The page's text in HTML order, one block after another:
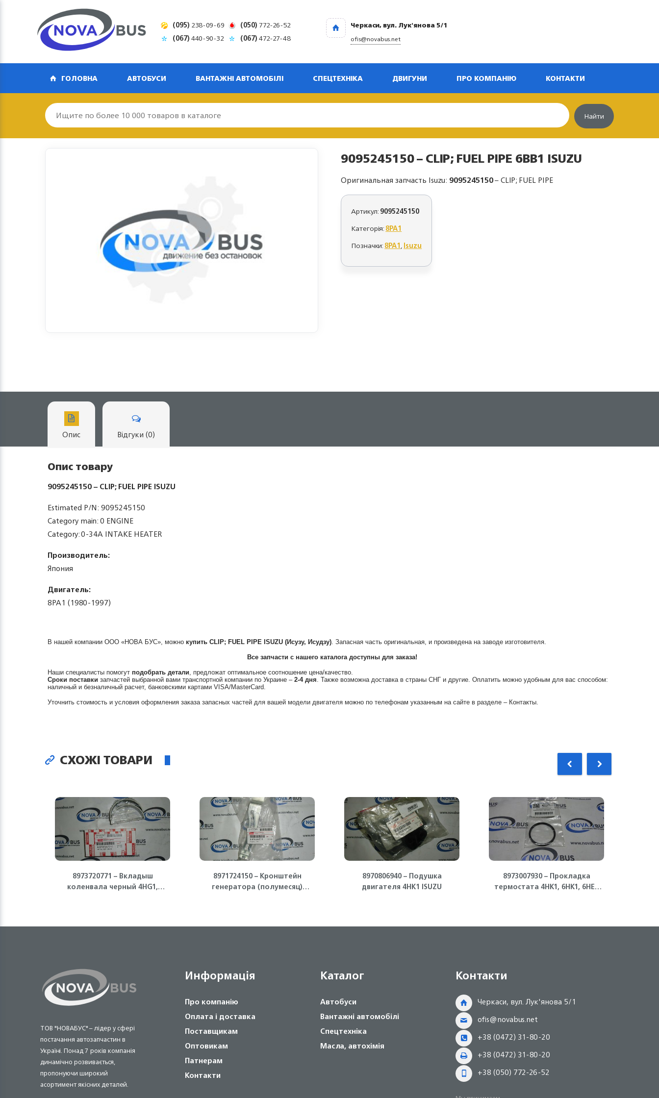
(095) 238-09-69 (050) 772-26-52
(067)440-90-32 (067)472-27-48
Черкаси, вул. Лук'янова 5/1
ofis@novabus.net
ГОЛОВНА АВТОБУСИ ВАНТАЖНІ АВТОМОБІЛІ СПЕЦТЕХНІКА ДВИГУНИ ПРО КОМПАНІЮ КОНТАКТИ
Найти
9095245150 – CLIP; FUEL PIPE 6BB1 ISUZU
Оригинальная запчасть Isuzu: 9095245150– CLIP; FUEL PIPE
Артикул:9095245150
Категорія:8PA1
Позначки:8PA1,Isuzu
Опис Відгуки (0)
Опис товару
9095245150 – CLIP; FUEL PIPE ISUZU
Estimated P/N: 9095245150
Category main: 0 ENGINE
Category: 0-34A INTAKE HEATER
Производитель:
Япония
Двигатель:
8PA1 (1980-1997)
В нашей компании ООО «НОВА БУС», можно купить CLIP; FUEL PIPE ISUZU (Исузу, Исудзу). Запасная часть оригинальная, и произведена на заводе изготовителя.
Все запчасти с нашего каталога доступны для заказа!
Наши специалисты помогут подобрать детали, предложат оптимальное соотношение цена/качество.
Сроки поставки запчастей выбранной вами транспортной компании по Украине – 2-4 дня. Также возможна доставка в страны СНГ и другие. Оплатить можно удобным для вас способом:
наличный и безналичный расчет, банковскими картами VISA/MasterCard.
Уточнить стоимость и условия оформления заказа запасных частей для вашей модели двигателя можно по телефонам указанным на сайте в разделе – Контакты.
СХОЖІ ТОВАРИ
8973720771 – Вкладыш
коленвала черный 4HG1,
8971724150 – Кронштейн
генератора (полумесяц)
8970806940 – Подушка
двигателя 4HK1 ISUZU
8973007930 – Прокладка
термостата 4HK1, 6HK1, 6HE1
ТОВ "НОВАБУС" – лідер у сфері
постачання автозапчастин в
Україні. Понад 7 років компанія
динамічно розвивається,
пропонуючи широкий
асортимент якісних деталей.
Информація
Про компанію
Оплата і доставка
Поставщикам
Оптовикам
Патнерам
Контакти
Каталог
Автобуси
Вантажні автомобілі
Спецтехніка
Масла, автохімія
Контакти
Черкаси, вул. Лук'янова 5/1
ofis@novabus.net
+38 (0472) 31-80-20
+38 (0472) 31-80-20
+38 (050) 772-26-52